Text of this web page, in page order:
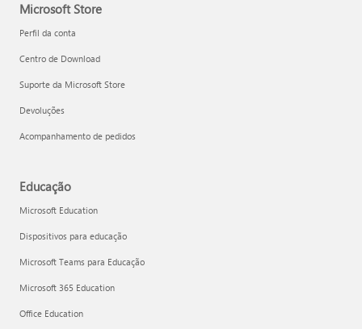
Microsoft Store
Perfil da conta
Centro de Download
Suporte da Microsoft Store
Devoluções
Acompanhamento de pedidos
Educação
Microsoft Education
Dispositivos para educação
Microsoft Teams para Educação
Microsoft 365 Education
Office Education